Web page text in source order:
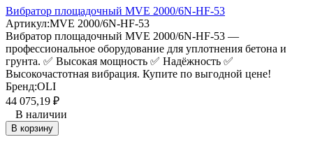
Вибратор площадочный MVE 2000/6N-HF-53
Артикул:MVE 2000/6N-HF-53
Вибратор площадочный MVE 2000/6N-HF-53 —
профессиональное оборудование для уплотнения бетона и
грунта. ✅ Высокая мощность ✅ Надёжность ✅
Высокочастотная вибрация. Купите по выгодной цене!
Бренд:OLI
44 075,19 ₽
В наличии
В корзину